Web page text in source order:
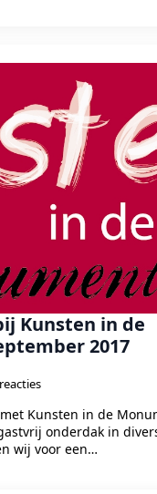
Kunsten in de
2017
Kunsten in de
onderdak in
wij voor een…